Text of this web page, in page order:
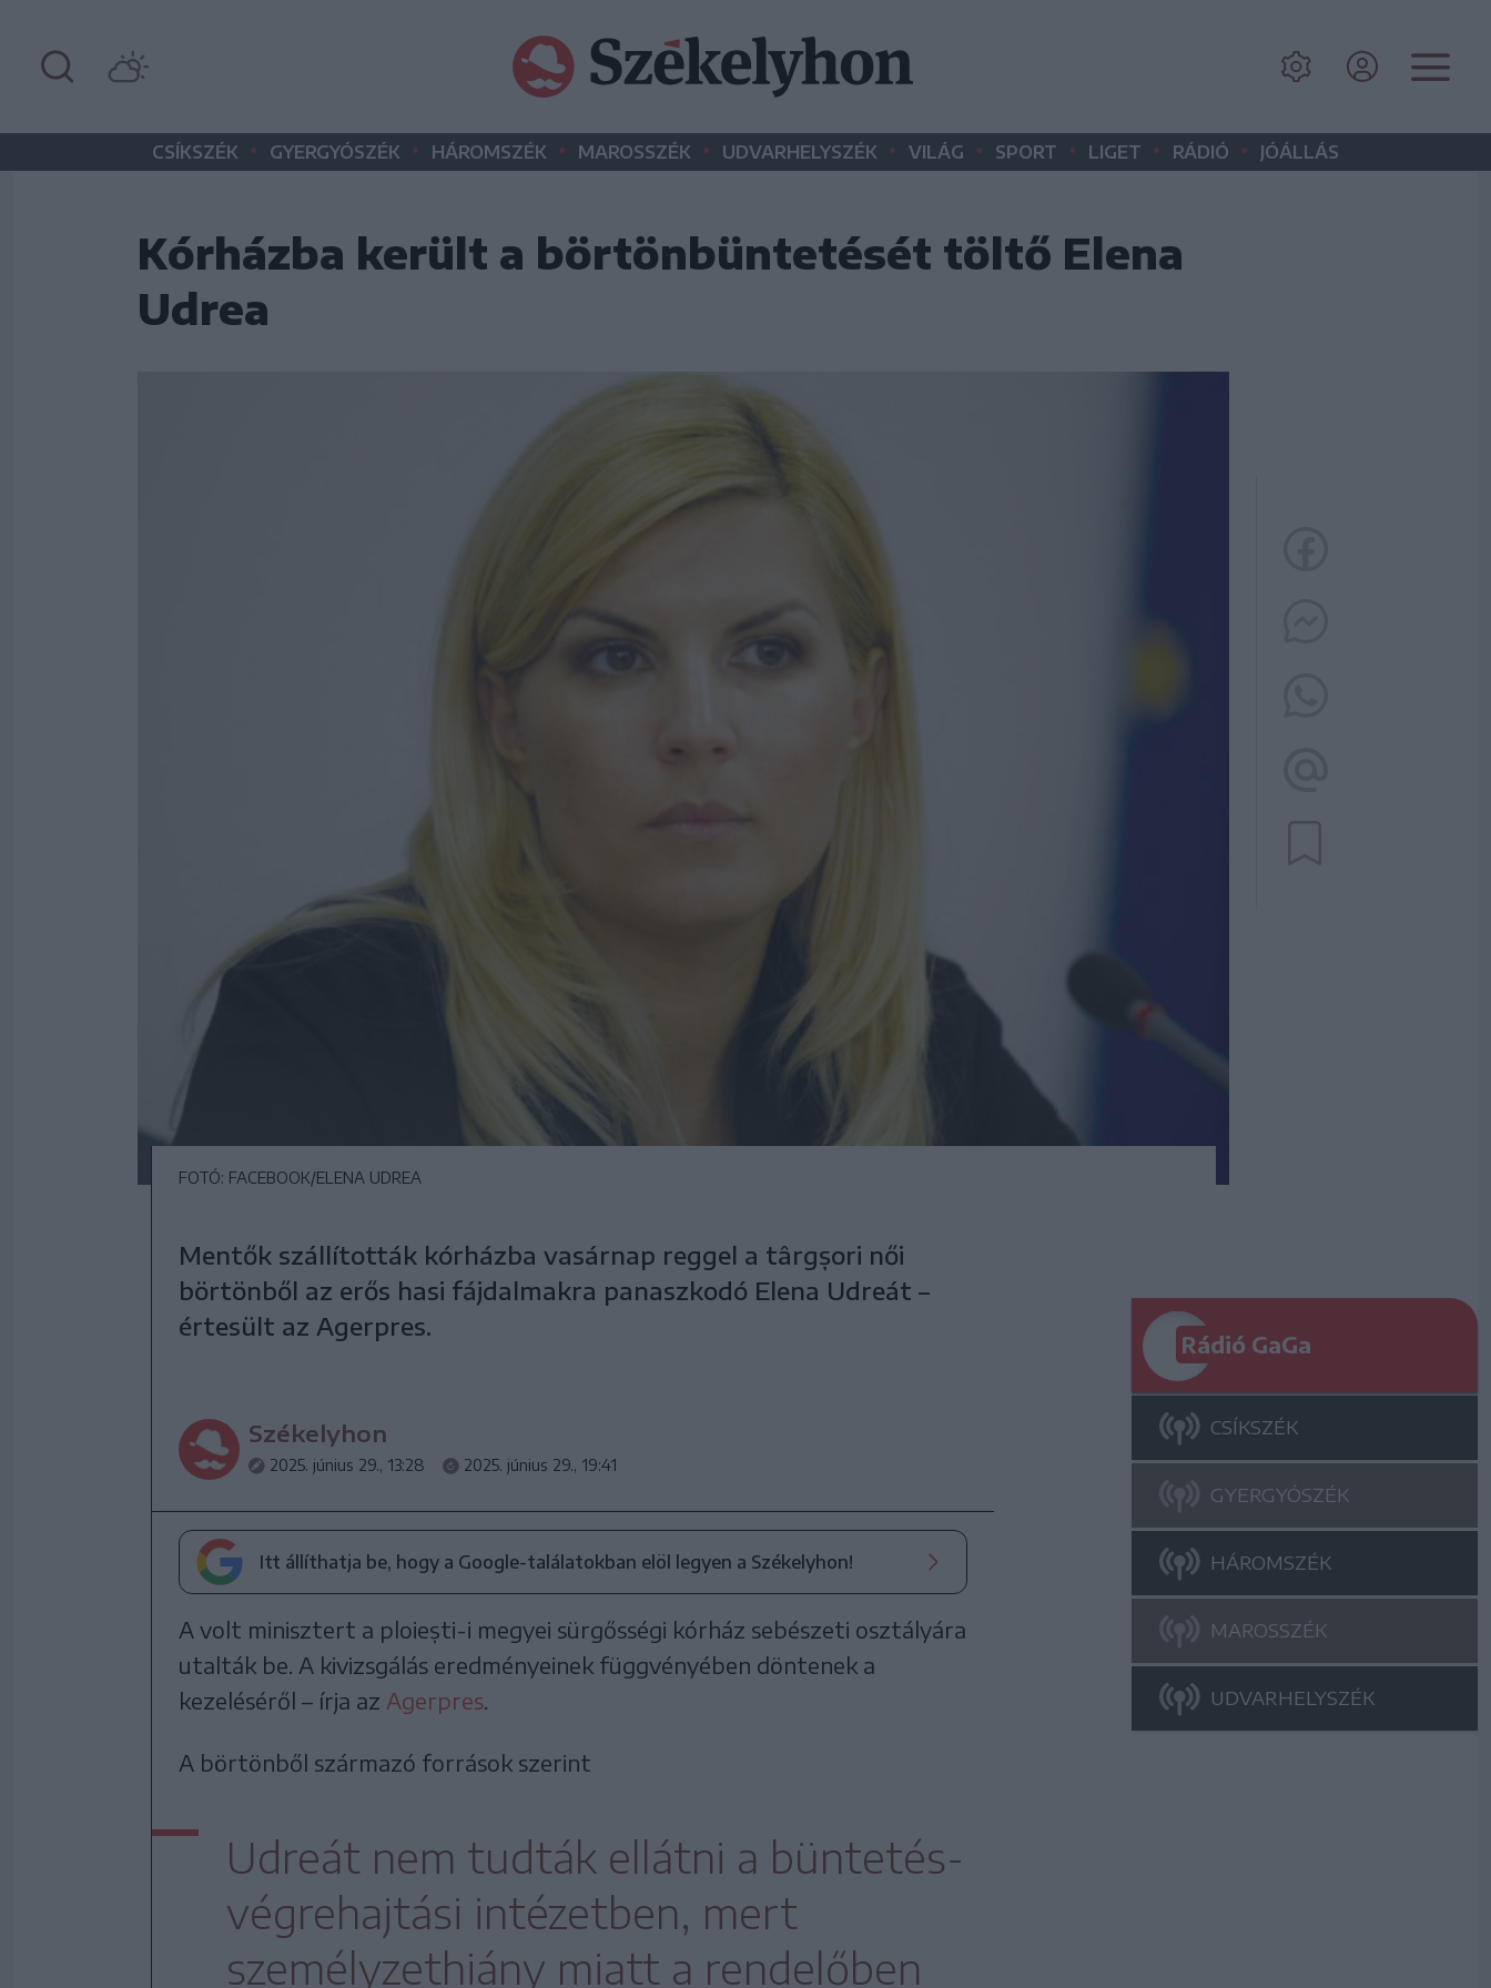
CSÍKSZÉK • GYERGYÓSZÉK • HÁROMSZÉK • MAROSSZÉK • UDVARHELYSZÉK • VILÁG • SPORT • LIGET • RÁDIÓ • JÓÁLLÁS
Kórházba került a börtönbüntetését töltő Elena
Udrea
FOTÓ: FACEBOOK/ELENA UDREA
Mentők szállították kórházba vasárnap reggel a târgșori női
börtönből az erős hasi fájdalmakra panaszkodó Elena Udreát –
értesült az Agerpres.
Székelyhon
2025. június 29., 13:28 2025. június 29., 19:41
Itt állíthatja be, hogy a Google-találatokban elöl legyen a Székelyhon!
A volt minisztert a ploiești-i megyei sürgősségi kórház sebészeti osztályára
utalták be. A kivizsgálás eredményeinek függvényében döntenek a
kezeléséről – írja az Agerpres
A börtönből származó források szerint
Udreát nem tudták ellátni a büntetés-
végrehajtási intézetben, mert
személyzethiány miatt a rendelőben
Rádió GaGa
CSÍKSZÉK
GYERGYÓSZÉK
HÁROMSZÉK
MAROSSZÉK
UDVARHELYSZÉK